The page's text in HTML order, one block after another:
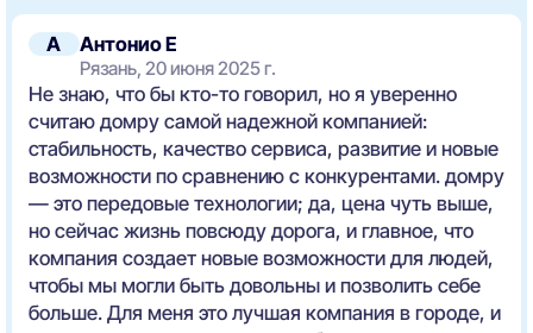
А Антонио Е
Рязань, 20 июня 2025 г.
Не знаю, что бы кто-то говорил, но я уверенно
считаю домру самой надежной компанией:
стабильность, качество сервиса, развитие и новые
возможности по сравнению с конкурентами. домру
— это передовые технологии; да, цена чуть выше,
но сейчас жизнь повсюду дорога, и главное, что
компания создает новые возможности для людей,
чтобы мы могли быть довольны и позволить себе
больше. Для меня это лучшая компания в городе, и